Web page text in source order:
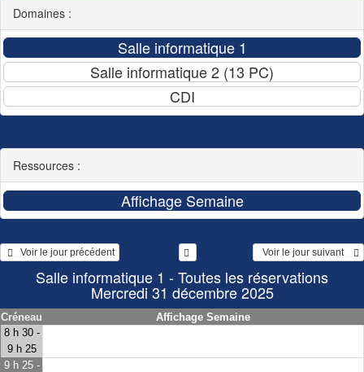
Domaines :
Ressources :
   Voir le jour précédent
  Voir le jour suivant
Salle informatique 1 - Toutes les réservations
Mercredi 31 décembre 2025
Créneau
Affichage Semaine
8 h 30 -
9 h 25
9 h 25 -